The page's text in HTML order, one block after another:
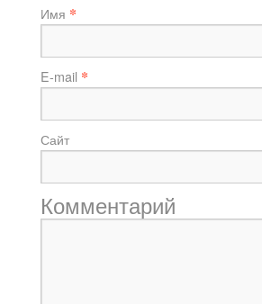
Имя *
E-mail *
Сайт
Комментарий